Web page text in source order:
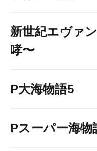
新世紀エヴァ
哮〜
P大海物語5
Pスーパー海物